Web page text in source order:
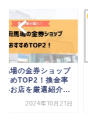
馬場の金券ショップ
すめTOP2！換金率
いお店を厳選紹介...
2024年10月21日